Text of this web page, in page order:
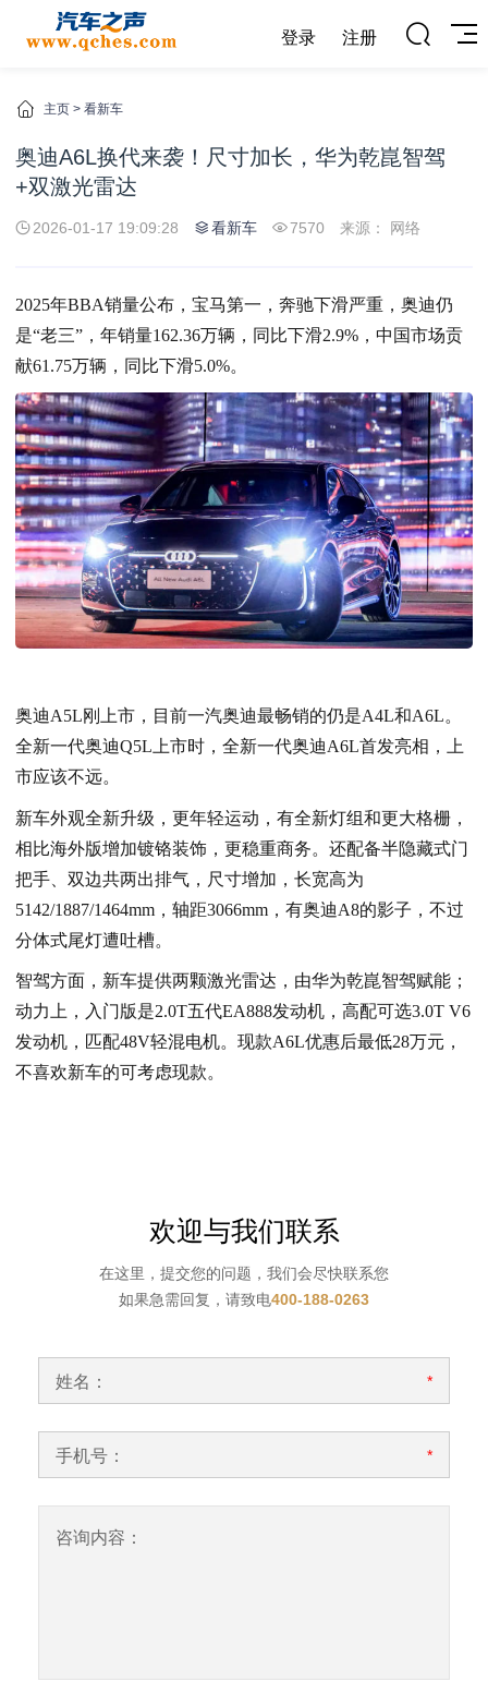
登录 注册
主页 > 看新车
奥迪A6L换代来袭！尺寸加长，华为乾崑智驾
+双激光雷达
2026-01-17 19:09:28 看新车 7570 来源： 网络
2025年BBA销量公布，宝马第一，奔驰下滑严重，奥迪仍
是“老三”，年销量162.36万辆，同比下滑2.9%，中国市场贡
献61.75万辆，同比下滑5.0%。
奥迪A5L刚上市，目前一汽奥迪最畅销的仍是A4L和A6L。
全新一代奥迪Q5L上市时，全新一代奥迪A6L首发亮相，上
市应该不远。
新车外观全新升级，更年轻运动，有全新灯组和更大格栅，
相比海外版增加镀铬装饰，更稳重商务。还配备半隐藏式门
把手、双边共两出排气，尺寸增加，长宽高为
5142/1887/1464mm，轴距3066mm，有奥迪A8的影子，不过
分体式尾灯遭吐槽。
智驾方面，新车提供两颗激光雷达，由华为乾崑智驾赋能；
动力上，入门版是2.0T五代EA888发动机，高配可选3.0T V6
发动机，匹配48V轻混电机。现款A6L优惠后最低28万元，
不喜欢新车的可考虑现款。
欢迎与我们联系
在这里，提交您的问题，我们会尽快联系您
如果急需回复，请致电400-188-0263
姓名： *
手机号： *
咨询内容：